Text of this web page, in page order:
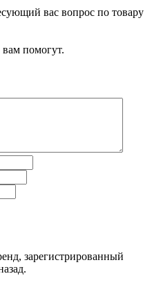
вас вопрос по товару
помогут.
зарегистрированный